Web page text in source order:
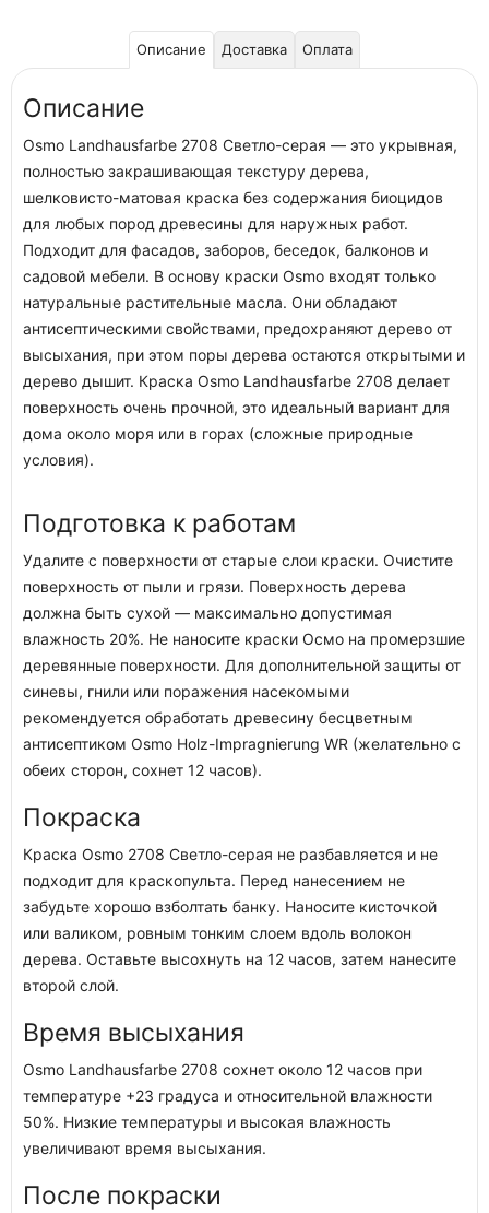
Описание Доставка Оплата
Описание
Osmo Landhausfarbe 2708 Светло-серая — это укрывная,
полностью закрашивающая текстуру дерева,
шелковисто-матовая краска без содержания биоцидов
для любых пород древесины для наружных работ.
Подходит для фасадов, заборов, беседок, балконов и
садовой мебели. В основу краски Osmo входят только
натуральные растительные масла. Они обладают
антисептическими свойствами, предохраняют дерево от
высыхания, при этом поры дерева остаются открытыми и
дерево дышит. Краска Osmo Landhausfarbe 2708 делает
поверхность очень прочной, это идеальный вариант для
дома около моря или в горах (сложные природные
условия).
Подготовка к работам
Удалите с поверхности от старые слои краски. Очистите
поверхность от пыли и грязи. Поверхность дерева
должна быть сухой — максимально допустимая
влажность 20%. Не наносите краски Осмо на промерзшие
деревянные поверхности. Для дополнительной защиты от
синевы, гнили или поражения насекомыми
рекомендуется обработать древесину бесцветным
антисептиком Osmo Holz-Impragnierung WR (желательно с
обеих сторон, сохнет 12 часов).
Покраска
Краска Osmo 2708 Светло-серая не разбавляется и не
подходит для краскопульта. Перед нанесением не
забудьте хорошо взболтать банку. Наносите кисточкой
или валиком, ровным тонким слоем вдоль волокон
дерева. Оставьте высохнуть на 12 часов, затем нанесите
второй слой.
Время высыхания
Osmo Landhausfarbe 2708 сохнет около 12 часов при
температуре +23 градуса и относительной влажности
50%. Низкие температуры и высокая влажность
увеличивают время высыхания.
После покраски